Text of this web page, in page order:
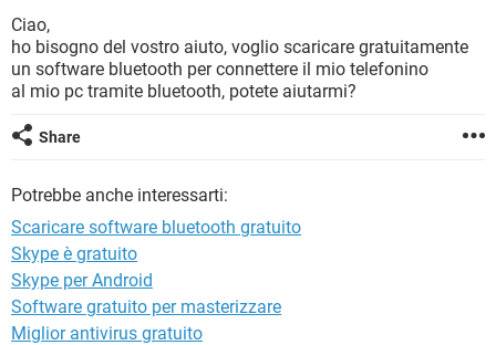
TIKTOK
HARDWARE
INSTAGRAM WHATSAPP
TIKTOK FACEBOOK
HARDWARE
INTRATTENIMENTO
iOS WINDOWS 10
INSTAGRAM
TIKTOK
Ciao,
ho bisogno del vostro aiuto, voglio scaricare gratuitamente
un software bluetooth per connettere il mio telefonino
al mio pc tramite bluetooth, potete aiutarmi?
Share
Potrebbe anche interessarti:
Scaricare software bluetooth gratuito
Skype è gratuito
Skype per Android
Software gratuito per masterizzare
Miglior antivirus gratuito